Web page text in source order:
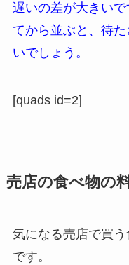
遅いの差が大きい
てから並ぶと、待
いでしょう。
[quads id=2]
売店の食べ物の
気になる売店で買
です。